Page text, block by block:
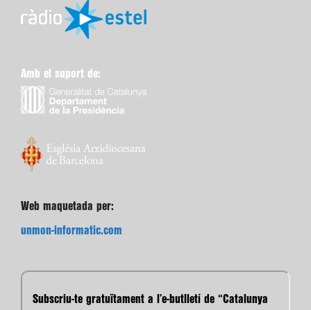
Amb el suport de:
Web maquetada per:
unmon-informatic.com
Subscriu-te gratuïtament a l’e-butlletí de “Catalunya